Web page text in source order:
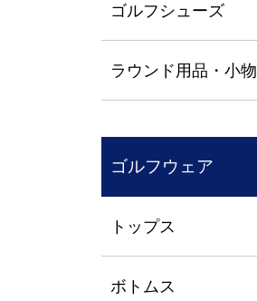
ゴルフシューズ
ラウンド用品・小物
ゴルフウェア
トップス
ボトムス